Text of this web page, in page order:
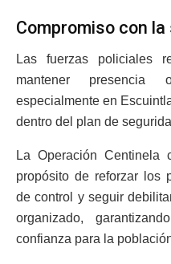
Compromiso con
Las fuerzas policiales
mantener
especialmente en
dentro del plan de
La Operación Centinela
propósito de reforzar los
de control y seguir
organizado,
confianza para la